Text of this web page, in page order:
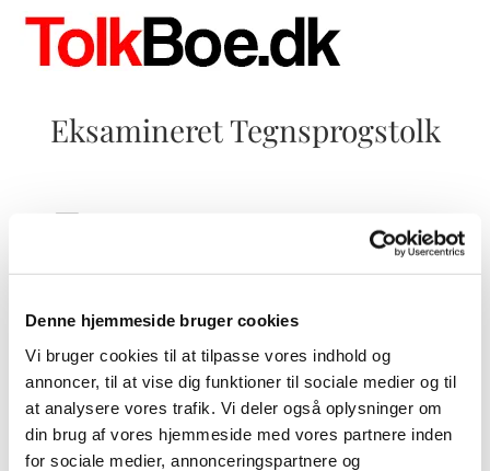
Denne hjemmeside bruger cookies
Vi bruger cookies til at tilpasse vores indhold og
annoncer, til at vise dig funktioner til sociale medier og til
at analysere vores trafik. Vi deler også oplysninger om
din brug af vores hjemmeside med vores partnere inden
for sociale medier, annonceringspartnere og
Eksamineret Tegnsprogstolk
Samarbejdspartnere:
> Lillian Toustrup –Tolktoustrup.dk-
> Team Pallesen –Team-pallesen.dk